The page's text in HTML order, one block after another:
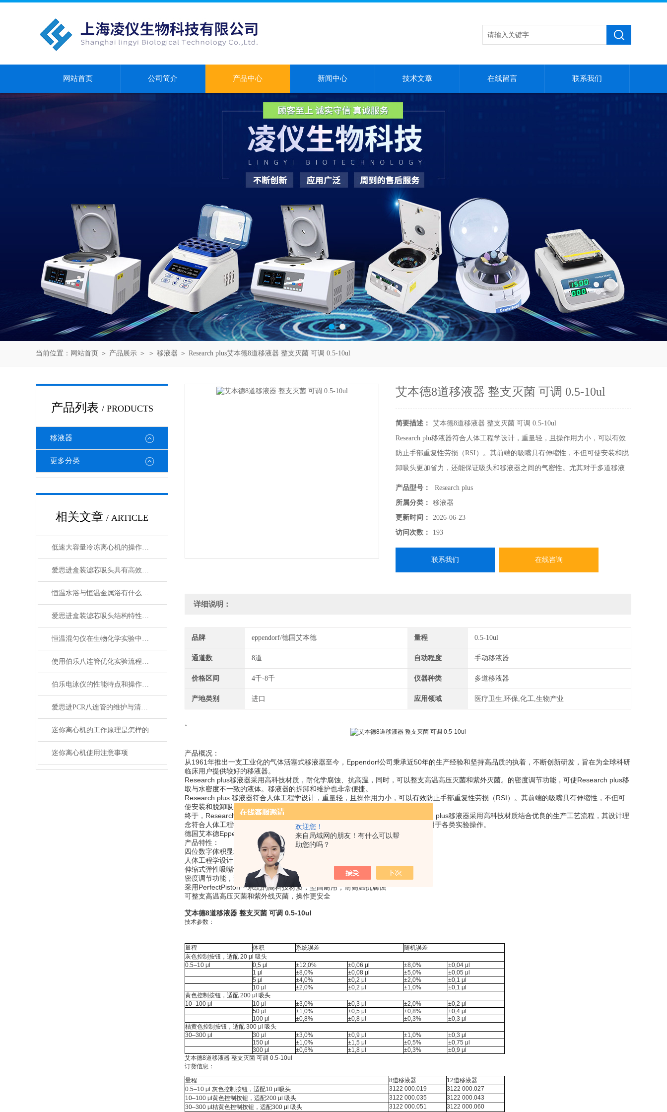
欢迎您！
来自局域网的朋友！有什么可以帮
助您的吗？
网站首页 公司简介 产品中心 新闻中心 技术文章 在线留言 联系我们
当前位置： 网站首页 ＞ 产品展示 ＞ ＞ 移液器 ＞ Research plus艾本德8道移液器 整支灭菌 可调 0.5-10ul
产品列表 / PRODUCTS
移液器
更多分类
相关文章 / ARTICLE
低速大容量冷冻离心机的操作步骤和注意事项
爱思进盒装滤芯吸头具有高效、耐用和环保等特点
恒温水浴与恒温金属浴有什么不同
爱思进盒装滤芯吸头结构特性与实验防污染技术说明
恒温混匀仪在生物化学实验中的应用分析
使用伯乐八连管优化实验流程的策略与建议
伯乐电泳仪的性能特点和操作注意事项说明
爱思进PCR八连管的维护与清洁指南说明
迷你离心机的工作原理是怎样的
迷你离心机使用注意事项
艾本德8道移液器 整支灭菌 可调 0.5-10ul
简要描述：
艾本德8道移液器 整支灭菌 可调 0.5-10ul
Research plu移液器符合人体工程学设计，重量轻，且操作用力小，可以有效
防止手部重复性劳损（RSI）。其前端的吸嘴具有伸缩性，不但可使安装和脱
卸吸头更加省力，还能保证吸头和移液器之间的气密性。尤其对于多道移液
器，可以保证吸头位置*，确保移液*性。
产品型号：
Research plus
所属分类：
移液器
更新时间：
2026-06-23
访问次数：
193
联系我们 在线咨询
详细说明：
品牌 eppendorf/德国艾本德 量程 0.5-10ul
通道数 8道 自动程度 手动移液器
价格区间 4千-8千 仪器种类 多道移液器
产地类别 进口 应用领域 医疗卫生,环保,化工,生物产业
。
产品概况：
从1961年推出一支工业化的气体活塞式移液器至今，Eppendorf公司秉承近50年的生产经验和坚持高品质的执着，不断创新研发，旨在为全球科研
临床用户提供较好的移液器。
Research plus移液器采用高科技材质，耐化学腐蚀、抗高温，同时，可以整支高温高压灭菌和紫外灭菌。的密度调节功能，可使Research plus移
取与水密度不一致的液体。移液器的拆卸和维护也非常便捷。
Research plus 移液器符合人体工程学设计，重量轻，且操作用力小，可以有效防止手部重复性劳损（RSI）。其前端的吸嘴具有伸缩性，不但可
使安装和脱卸吸头更加省力，还能保证吸头和移液器之间的气密性。
终于，Research plus移液器诞生，为现今移液行业建立了高标准。全新Research plus移液器采用高科技材质结合优良的生产工艺流程，其设计理
念符合人体工程学，加上人性化的操作应用，不但精准性高、经久耐用，同时适用于各类实验操作。
德国艾本德Eppendorf Research® plus 单道可调量程移液器
产品特性：
四位数字体积显示，位置合理，便于移液时观察
人体工程学设计，重量轻，显著减少操作用力，避免发生手部重复性劳损（RSI）
伸缩式弹性吸嘴设计，防止吸头安装高高低低，确保移液气密性和均一性
密度调节功能，适用于不同密度的液体，通用性更广泛
采用PerfectPiston™系统的高科技材质，坚固耐用，耐高温抗腐蚀
可整支高温高压灭菌和紫外线灭菌，操作更安全
艾本德8道移液器 整支灭菌 可调 0.5-10ul
技术参数：
量程 体积 系统误差
随机误差
灰色控制按钮，适配 20 μl 吸头
0.5–10 μl
0,5 μl ±12,0% ±0,06 μl ±8,0%
±0,04 μl
1 μl
±8,0% ±0,08 μl ±5,0%
±0,05 μl
5 μl
±4,0% ±0,2 μl ±2,0%
±0,1 μl
10 μl
±2,0% ±0,2 μl ±1,0%
±0,1 μl
黄色控制按钮，适配 200 μl 吸头
10–100 μl
10 μl ±3,0% ±0,3 μl ±2,0%
±0,2 μl
50 μl
±1,0% ±0,5 μl ±0,8%
±0,4 μl
100 μl
±0,8% ±0,8 μl ±0,3%
±0,3 μl
桔黄色控制按钮，适配 300 μl 吸头
30–300 μl
30 μl ±3,0% ±0,9 μl ±1,0%
±0,3 μl
150 μl
±1,0% ±1,5 μl ±0,5%
±0,75 μl
300 μl
±0,6% ±1,8 μl ±0,3%
±0,9 μl
艾本德8道移液器 整支灭菌 可调 0.5-10ul
订货信息：
量程
8道移液器
12道移液器
0.5–10 μl 灰色控制按钮，适配10 μl吸头
3122 000.019
3122 000.027
10–100 μl黄色控制按钮，适配200 μl 吸头
3122 000.035
3122 000.043
30–300 μl桔黄色控制按钮，适配300 μl 吸头
3122 000.051 3122 000.060